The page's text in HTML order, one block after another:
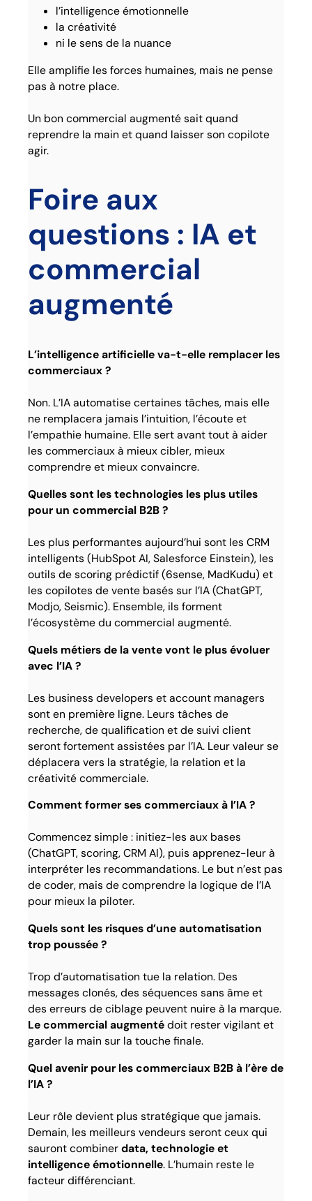
l’intelligence émotionnelle
la créativité
ni le sens de la nuance
Elle amplifie les forces humaines, mais ne pense
pas à notre place.
Un bon commercial augmenté sait quand
reprendre la main et quand laisser son copilote
agir.
Foire aux
questions : IA et
commercial
augmenté
L’intelligence artificielle va-t-elle remplacer les
commerciaux ?
Non. L’IA automatise certaines tâches, mais elle
ne remplacera jamais l’intuition, l’écoute et
l’empathie humaine. Elle sert avant tout à aider
les commerciaux à mieux cibler, mieux
comprendre et mieux convaincre.
Quelles sont les technologies les plus utiles
pour un commercial B2B ?
Les plus performantes aujourd’hui sont les CRM
intelligents (HubSpot AI, Salesforce Einstein), les
outils de scoring prédictif (6sense, MadKudu) et
les copilotes de vente basés sur l’IA (ChatGPT,
Modjo, Seismic). Ensemble, ils forment
l’écosystème du commercial augmenté.
Quels métiers de la vente vont le plus évoluer
avec l’IA ?
Les business developers et account managers
sont en première ligne. Leurs tâches de
recherche, de qualification et de suivi client
seront fortement assistées par l’IA. Leur valeur se
déplacera vers la stratégie, la relation et la
créativité commerciale.
Comment former ses commerciaux à l’IA ?
Commencez simple : initiez-les aux bases
(ChatGPT, scoring, CRM AI), puis apprenez-leur à
interpréter les recommandations. Le but n’est pas
de coder, mais de comprendre la logique de l’IA
pour mieux la piloter.
Quels sont les risques d’une automatisation
trop poussée ?
Trop d’automatisation tue la relation. Des
messages clonés, des séquences sans âme et
des erreurs de ciblage peuvent nuire à la marque.
Le commercial augmentédoit rester vigilant et
garder la main sur la touche finale.
Quel avenir pour les commerciaux B2B à l’ère de
l’IA ?
Leur rôle devient plus stratégique que jamais.
Demain, les meilleurs vendeurs seront ceux qui
sauront combinerdata, technologie et
intelligence émotionnelle. L’humain reste le
facteur différenciant.